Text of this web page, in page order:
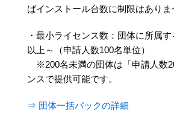
ばインストール台数に制限はありま
・最小ライセンス数：団体に所属
以上～（申請人数100名単位）
※200名未満の団体は「申請人数
ンスで提供可能です。
⇒ 団体一括パックの詳細